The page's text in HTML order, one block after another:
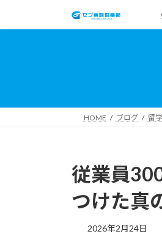
キ
に
HOME ブログ 留
従業員
つけた真
2026年2月24日